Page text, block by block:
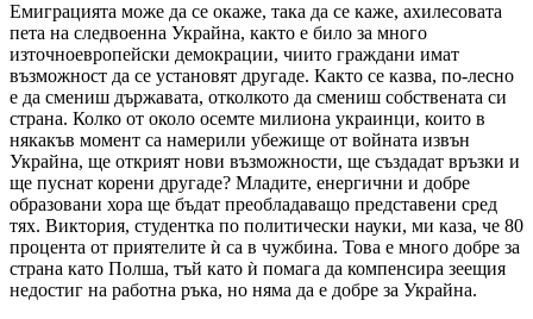
Емиграцията може да се окаже, така да се каже, ахилесовата
пета на следвоенна Украйна, както е било за много
източноевропейски демокрации, чиито граждани имат
възможност да се установят другаде. Както се казва, по-лесно
е да смениш държавата, отколкото да смениш собствената си
страна. Колко от около осемте милиона украинци, които в
някакъв момент са намерили убежище от войната извън
Украйна, ще открият нови възможности, ще създадат връзки и
ще пуснат корени другаде? Младите, енергични и добре
образовани хора ще бъдат преобладаващо представени сред
тях. Виктория, студентка по политически науки, ми каза, че 80
процента от приятелите ѝ са в чужбина. Това е много добре за
страна като Полша, тъй като ѝ помага да компенсира зеещия
недостиг на работна ръка, но няма да е добре за Украйна.